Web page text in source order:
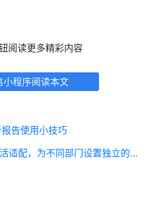
阅读更多精彩内容
小程序阅读本文
告使用小技巧
配，为不同部门设置独立的OKR周期